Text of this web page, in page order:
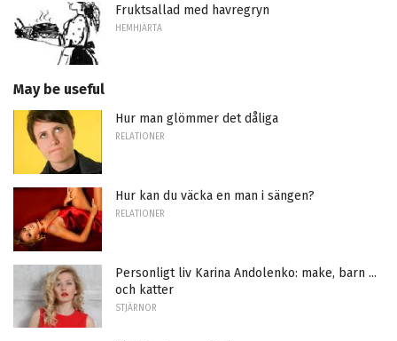
Fruktsallad med havregryn
HEMHJÄRTA
May be useful
Hur man glömmer det dåliga
RELATIONER
Hur kan du väcka en man i sängen?
RELATIONER
Personligt liv Karina Andolenko: make, barn ...
och katter
STJÄRNOR